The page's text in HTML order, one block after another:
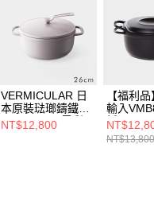
VERMICULAR 日
本原裝琺瑯鑄鐵鍋
OP2 26cm (雲彩
NT$12,800
【福利
輸入
折//
瑯鑄鐵鍋
灰)